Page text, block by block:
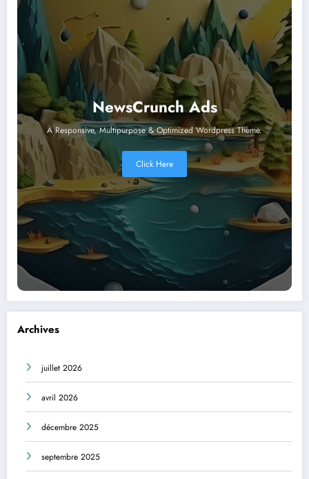
NewsCrunch Ads
A Responsive, Multipurpose & Optimized Wordpress Theme.
Click Here
Archives
juillet 2026
avril 2026
décembre 2025
septembre 2025